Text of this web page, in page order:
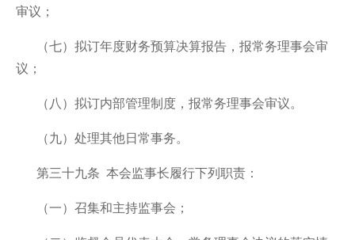
审议；
（七）拟订年度财务预算决算报告，报常务理事会审
议；
（八）拟订内部管理制度，报常务理事会审议。
（九）处理其他日常事务。
第三十九条 本会监事长履行下列职责：
（一）召集和主持监事会；